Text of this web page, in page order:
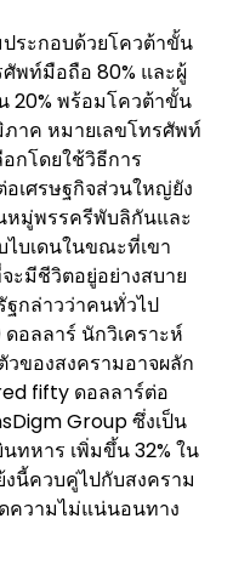
ระกอบด้วยโควต้าขั้น
พท์มือถือ 80% และผู้
20% พร้อมโควต้าขั้น
ภาค หมายเลขโทรศัพท์
กโดยใช้วิธีการ
เศรษฐกิจส่วนใหญ่ยัง
หมู่พรรครีพับลิกันและ
บเดนในขณะที่เขา
ะมีชีวิตอยู่อย่างสบาย
กล่าวว่าคนทั่วไป
อลลาร์ นักวิเคราะห์
วของสงครามอาจผลัก
fifty ดอลลาร์ต่อ
Group ซึ่งเป็น
ทหาร เพิ่มขึ้น 32% ใน
นี้ควบคู่ไปกับสงคราม
ความไม่แน่นอนทาง